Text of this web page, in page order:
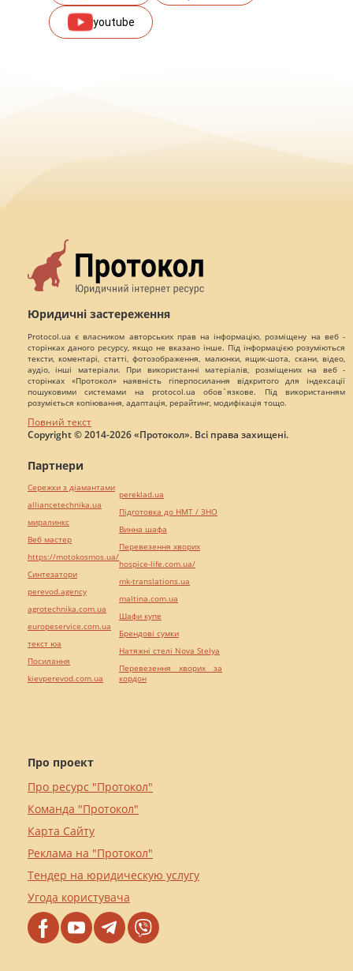
youtube
Юридичні застереження
Protocol.ua є власником авторських прав на інформацію, розміщену на веб -
сторінках даного ресурсу, якщо не вказано інше. Під інформацією розуміються
тексти, коментарі, статті, фотозображення, малюнки, ящик-шота, скани, відео,
аудіо, інші матеріали. При використанні матеріалів, розміщених на веб -
сторінках «Протокол» наявність гіперпосилання відкритого для індексації
пошуковими системами на protocol.ua обов`язкове. Під використанням
розуміється копіювання, адаптація, рерайтинг, модифікація тощо.
Повний текст
Copyright © 2014-2026 «Протокол». Всі права захищені.
Про проект
Про ресурс "Протокол"
Команда "Протокол"
Карта Сайту
Реклама на "Протокол"
Тендер на юридическую услугу
Угода користувача
Партнери
Сережки з діамантами
alliancetechnika.ua
миралинкс
Веб мастер
https://motokosmos.ua/
Синтезатори
perevod.agency
agrotechnika.com.ua
europeservice.com.ua
текст юа
Посилання
kievperevod.com.ua
pereklad.ua
Підготовка до НМТ / ЗНО
Винна шафа
Перевезення хворих
hospice-life.com.ua/
mk-translations.ua
maltina.com.ua
Шафи купе
Брендові сумки
Натяжні стелі Nova Stelya
Перевезення хворих за
кордон